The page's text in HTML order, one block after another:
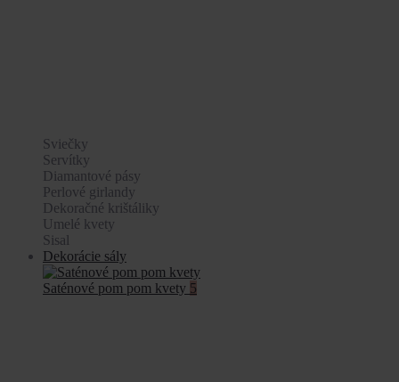
Sviečky
Servítky
Diamantové pásy
Perlové girlandy
Dekoračné krištáliky
Umelé kvety
Sisal
Dekorácie sály
Saténové pom pom kvety 5